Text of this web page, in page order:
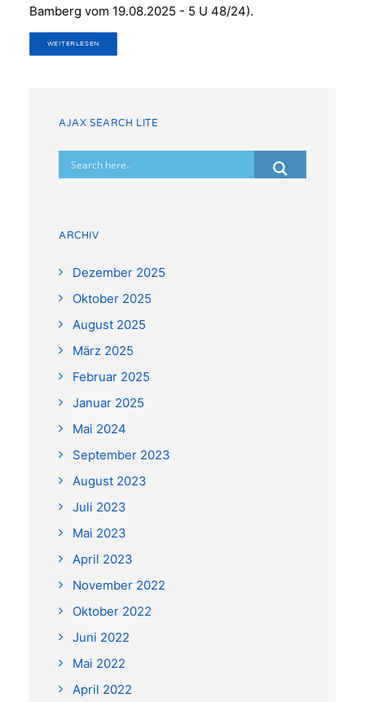
Bamberg vom 19.08.2025 - 5 U 48/24).
WEITERLESEN
AJAX SEARCH LITE
ARCHIV
Dezember 2025
Oktober 2025
August 2025
März 2025
Februar 2025
Januar 2025
Mai 2024
September 2023
August 2023
Juli 2023
Mai 2023
April 2023
November 2022
Oktober 2022
Juni 2022
Mai 2022
April 2022